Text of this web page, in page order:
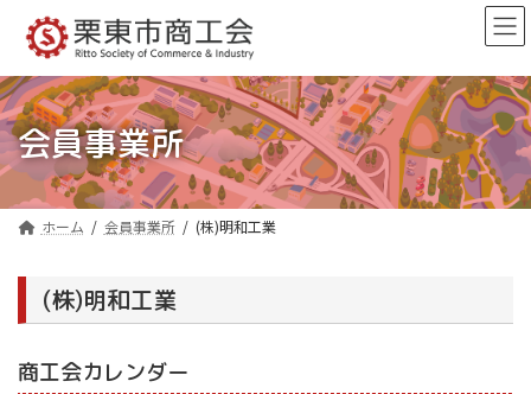
ン
ツ
へ
ス
キ
ッ
ー
シ
ョ
ン
に
移
会員事業所
ホーム 会員事業所 (株)明和工業
(株)明和工業
商工会カレンダー